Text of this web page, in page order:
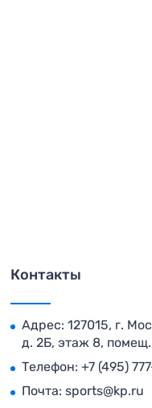
Контакты
Адрес: 127015, г.
д. 2Б, этаж 8,
Телефон: +7 (495)
Почта: sports@kp.ru